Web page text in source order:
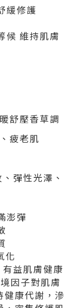
緩修護
候 維持肌膚
舒壓香草調
疲老肌
彈性光澤、
澎彈
化
益肌膚健康
因子對肌膚
健康代謝，滲